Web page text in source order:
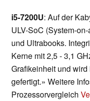
i5-7200U: Auf der
ULV-SoC (System-
und Ultrabooks.
Kerne mit 2,5 - 3,1
Grafikeinheit und
gefertigt.» Weitere
Prozessorvergleich